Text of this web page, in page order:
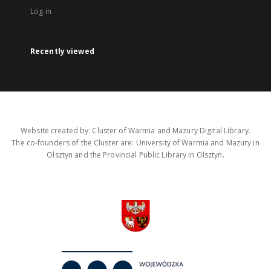
Log in
Recently viewed
Website created by: Cluster of Warmia and Mazury Digital Library.
The co-founders of the Cluster are: University of Warmia and Mazury in
Olsztyn and the Provincial Public Library in Olsztyn.